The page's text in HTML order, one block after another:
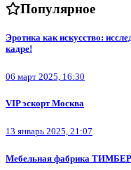
Популярное
Эротика как искусство:
кадре!
06 март 2025, 16:30
VIP эскорт Москва
13 январь 2025, 21:07
Мебельная фабрика